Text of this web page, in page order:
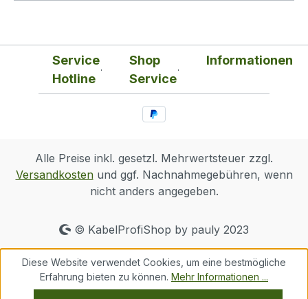
Service
Hotline
Shop
Service
Informationen
Alle Preise inkl. gesetzl. Mehrwertsteuer zzgl.
Versandkostenund ggf. Nachnahmegebühren, wenn
nicht anders angegeben.
© KabelProfiShop by pauly 2023
Diese Website verwendet Cookies, um eine bestmögliche
Erfahrung bieten zu können. Mehr Informationen ...